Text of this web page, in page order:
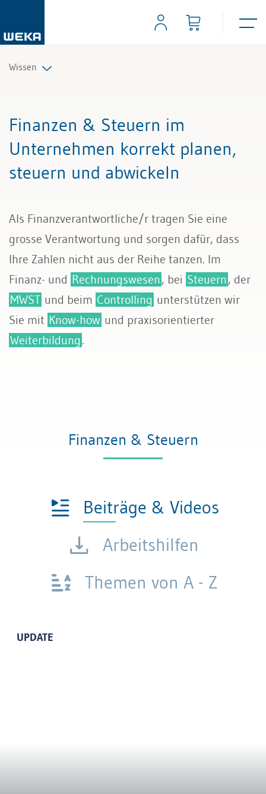
Wissen
Management
Führung & Kompetenzen
Bau & Immobilien
Finanzen & Steuern im
Unternehmen korrekt planen,
steuern und abwickeln
Als Finanzverantwortliche/r tragen Sie eine
grosse Verantwortung und sorgen dafür, dass
Ihre Zahlen nicht aus der Reihe tanzen. Im
Finanz- und Rechnungswesen, bei Steuern, der
MWST und beim Controlling unterstützen wir
Sie mit Know-how und praxisorientierter
Weiterbildung .
Finanzen & Steuern
Beiträge & Videos
Arbeitshilfen
Themen von A - Z
UPDATE